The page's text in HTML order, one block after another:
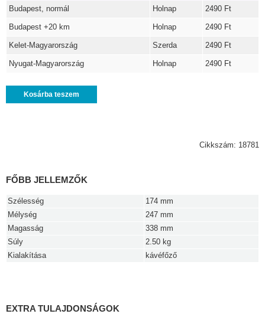
Budapest, normál
Holnap 2490 Ft
Budapest +20 km Holnap 2490 Ft
Kelet-Magyarország Szerda 2490 Ft
Nyugat-Magyarország Holnap 2490 Ft
Kosárba teszem
Cikkszám: 18781
FŐBB JELLEMZŐK
Szélesség
174 mm
Mélység
247 mm
Magasság
338 mm
Súly
2.50 kg
Kialakítása
kávéfőző
EXTRA TULAJDONSÁGOK